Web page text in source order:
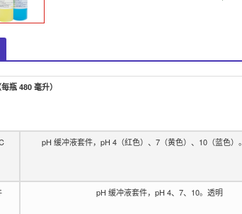
瓶 480 毫升）
pH 缓冲液套件，pH 4（红色）、7（黄色）、10（蓝色）。
pH 缓冲液套件，pH 4、7、10。透明